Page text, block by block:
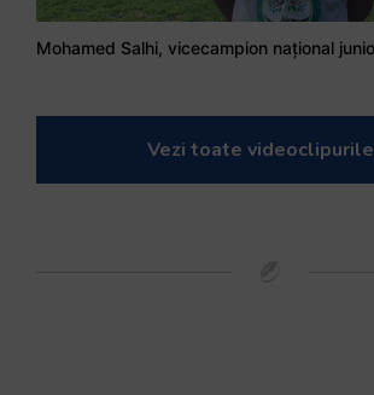
Vezi toate videoclipurile